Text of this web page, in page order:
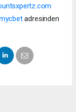
adresinden